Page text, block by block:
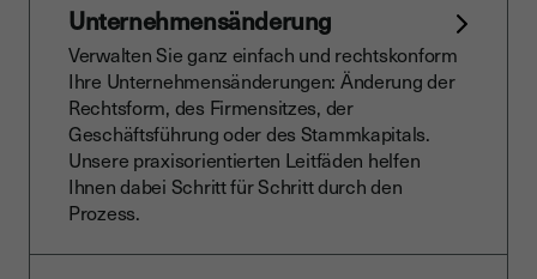
Unternehmensänderung
Verwalten Sie ganz einfach und rechtskonform
Ihre Unternehmensänderungen: Änderung der
Rechtsform, des Firmensitzes, der
Geschäftsführung oder des Stammkapitals.
Unsere praxisorientierten Leitfäden helfen
Ihnen dabei Schritt für Schritt durch den
Prozess.